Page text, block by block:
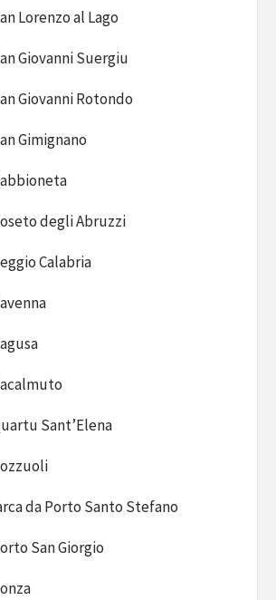
Lorenzo al Lago
Giovanni Suergiu
Giovanni Rotondo
Gimignano
degli Abruzzi
Calabria
Sant’Elena
da Porto Santo Stefano
San Giorgio